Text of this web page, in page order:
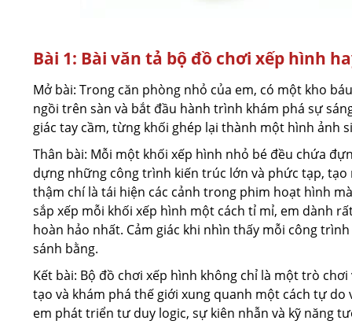
Bài 1: Bài văn tả bộ đồ chơi xếp hình
Mở bài: Trong căn phòng nhỏ của em, có một kho
ngồi trên sàn và bắt đầu hành trình khám phá sự
giác tay cầm, từng khối ghép lại thành một hình ảnh
Thân bài: Mỗi một khối xếp hình nhỏ bé đều chứa
dựng những công trình kiến trúc lớn và phức tạp,
thậm chí là tái hiện các cảnh trong phim hoạt hình
sắp xếp mỗi khối xếp hình một cách tỉ mỉ, em dành
hoàn hảo nhất. Cảm giác khi nhìn thấy mỗi công
sánh bằng.
Kết bài: Bộ đồ chơi xếp hình không chỉ là một trò
tạo và khám phá thế giới xung quanh một cách tự
em phát triển tư duy logic, sự kiên nhẫn và kỹ năng